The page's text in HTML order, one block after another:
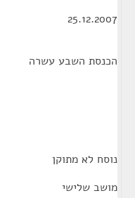
25.12.2007
הכנסת השבע עשרה
נוסח לא מתוקן
מושב שלישי